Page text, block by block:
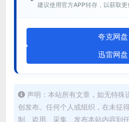
建议使用官方APP转存，以获取
夸克网盘
迅雷网盘
声明：本站所有文章，如无特殊
创发布。任何个人或组织，在未征
制、盗用、采集、发布本站内容到